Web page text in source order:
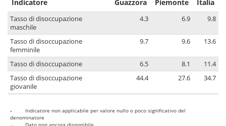
Indicatore Guazzora Piemonte Italia
Tasso di disoccupazione
maschile
4.3 6.9 9.8
Tasso di disoccupazione
femminile
9.7 9.6 13.6
Tasso di disoccupazione 6.5 8.1
11.4
Tasso di disoccupazione
giovanile
44.4 27.6 34.7
-
Indicatore non applicabile per valore nullo o poco significativo del
denominatore